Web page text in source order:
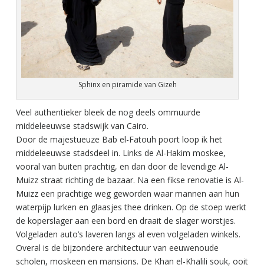
Sphinx en piramide van Gizeh
Veel authentieker bleek de nog deels ommuurde
middeleeuwse stadswijk van Cairo.
Door de majestueuze Bab el-Fatouh poort loop ik het
middeleeuwse stadsdeel in. Links de Al-Hakim moskee,
vooral van buiten prachtig, en dan door de levendige Al-
Muizz straat richting de bazaar. Na een fikse renovatie is Al-
Muizz een prachtige weg geworden waar mannen aan hun
waterpijp lurken en glaasjes thee drinken. Op de stoep werkt
de koperslager aan een bord en draait de slager worstjes.
Volgeladen auto’s laveren langs al even volgeladen winkels.
Overal is de bijzondere architectuur van eeuwenoude
scholen, moskeen en mansions. De Khan el-Khalili souk, ooit